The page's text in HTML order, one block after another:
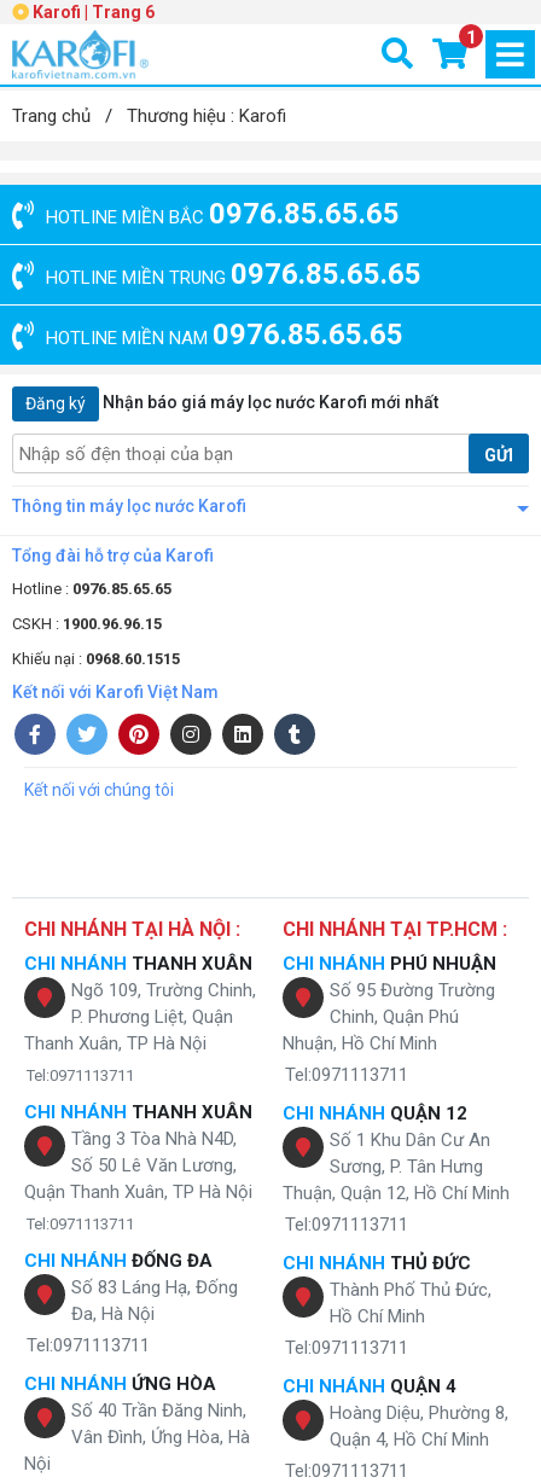
Karofi | Trang 6
1
Trang chủ / Thương hiệu : Karofi
HOTLINE MIỀN BẮC 0976.85.65.65
HOTLINE MIỀN TRUNG 0976.85.65.65
HOTLINE MIỀN NAM 0976.85.65.65
Đăng ký Nhận báo giá máy lọc nước Karofi mới nhất
GỬI
Thông tin máy lọc nước Karofi
Tổng đài hỗ trợ của Karofi
Hotline : 0976.85.65.65
CSKH : 1900.96.96.15
Khiếu nại : 0968.60.1515
Kết nối với Karofi Việt Nam
Kết nối với chúng tôi
CHI NHÁNH TẠI HÀ NỘI :
CHI NHÁNH THANH XUÂN
Ngõ 109, Trường Chinh,
P. Phương Liệt, Quận
Thanh Xuân, TP Hà Nội
Tel:0971113711
CHI NHÁNH THANH XUÂN
Tầng 3 Tòa Nhà N4D,
Số 50 Lê Văn Lương,
Quận Thanh Xuân, TP Hà Nội
Tel:0971113711
CHI NHÁNH ĐỐNG ĐA
Số 83 Láng Hạ, Đống
Đa, Hà Nội
Tel:0971113711
CHI NHÁNH ỨNG HÒA
Số 40 Trần Đăng Ninh,
Vân Đình, Ứng Hòa, Hà
Nội
CHI NHÁNH TẠI TP.HCM :
CHI NHÁNH PHÚ NHUẬN
Số 95 Đường Trường
Chinh, Quận Phú
Nhuận, Hồ Chí Minh
Tel:0971113711
CHI NHÁNH QUẬN 12
Số 1 Khu Dân Cư An
Sương, P. Tân Hưng
Thuận, Quận 12, Hồ Chí Minh
Tel:0971113711
CHI NHÁNH THỦ ĐỨC
Thành Phố Thủ Đức,
Hồ Chí Minh
Tel:0971113711
CHI NHÁNH QUẬN 4
Hoàng Diệu, Phường 8,
Quận 4, Hồ Chí Minh
Tel:0971113711